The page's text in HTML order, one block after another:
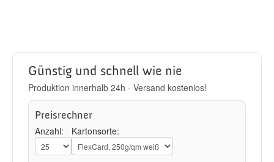
Günstig und schnell wie nie
Produktion innerhalb 24h - Versand kostenlos!
Preisrechner
Anzahl: Kartonsorte: